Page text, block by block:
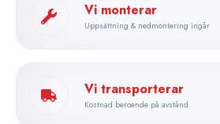
Vi monterar
Uppsättning & nedmontering ingår
Vi transporterar
Kostnad beroende på avstånd